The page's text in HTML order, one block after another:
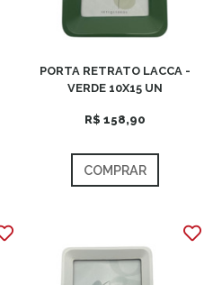
PORTA RETRATO LACCA -
VERDE 10X15 UN
R$ 158,90
COMPRAR